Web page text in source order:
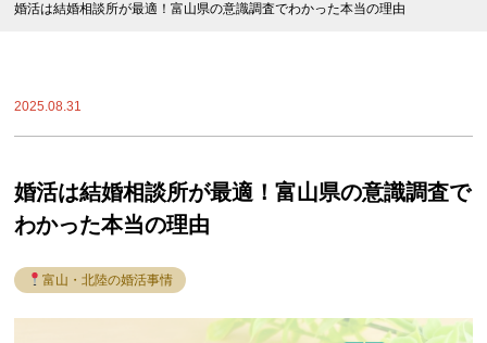
婚活は結婚相談所が最適！富山県の意識調査でわかった本当の理由
2025.08.31
婚活は結婚相談所が最適！富山県の意識調査で
わかった本当の理由
富山・北陸の婚活事情